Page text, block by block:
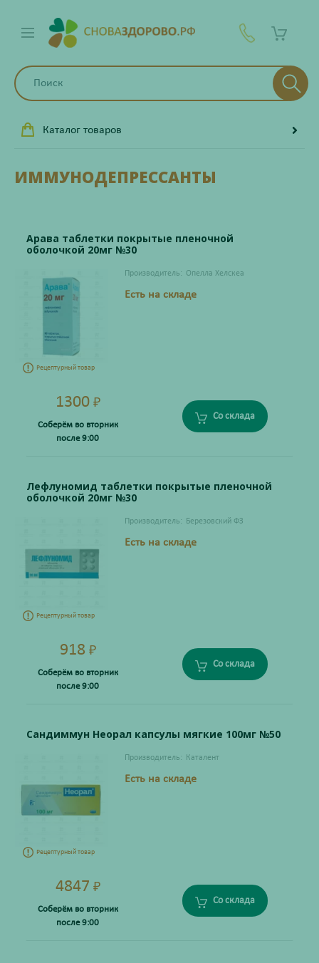
Каталог товаров
ИММУНОДЕПРЕССАНТЫ
Арава таблетки покрытые пленочной
оболочкой 20мг №30
Рецептурный товар
Производитель: Опелла Хелскеа
Есть на складе
1300 ₽
Соберём во вторник
после 9:00
Со склада
Лефлуномид таблетки покрытые пленочной
оболочкой 20мг №30
Рецептурный товар
Производитель: Березовский ФЗ
Есть на складе
918 ₽
Соберём во вторник
после 9:00
Со склада
Сандиммун Неорал капсулы мягкие 100мг №50
Рецептурный товар
Производитель: Каталент
Есть на складе
4847 ₽
Соберём во вторник
после 9:00
Со склада